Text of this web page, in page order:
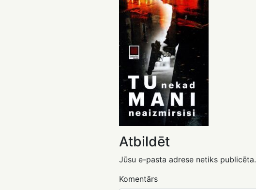
Atbildēt
Jūsu e-pasta adrese netiks publicēta.
Komentārs